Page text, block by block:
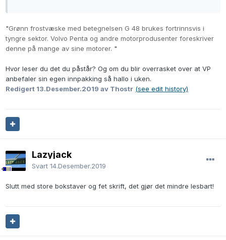
"Grønn frostvæske med betegnelsen G 48 brukes fortrinnsvis i
tyngre sektor. Volvo Penta og andre motorprodusenter foreskriver
denne på mange av sine motorer. "
Hvor leser du det du påstår? Og om du blir overrasket over at VP
anbefaler sin egen innpakking så hallo i uken.
Redigert 13.Desember.2019 av Thostr (see edit history)
Lazyjack
Svart 14.Desember.2019
Slutt med store bokstaver og fet skrift, det gjør det mindre lesbart!